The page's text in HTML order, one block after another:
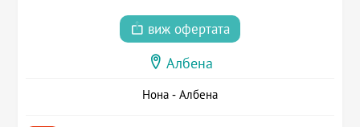
виж офертата
Албена
Нона - Албена